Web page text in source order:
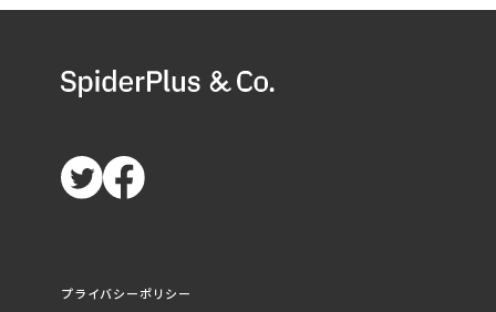
プライバシーポリシー